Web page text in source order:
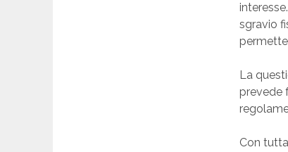
sgravio
La
prevede
Con